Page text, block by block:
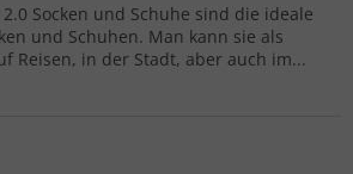
Socken und Schuhe sind die ideale
und Schuhen. Man kann sie als
Reisen, in der Stadt, aber auch im...